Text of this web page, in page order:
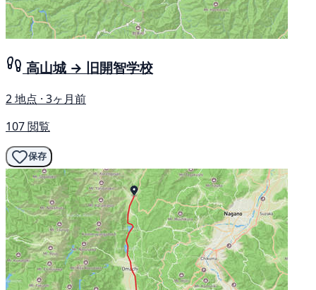
高山城 → 旧開智学校
2 地点 · 3ヶ月前
107 閲覧
保存